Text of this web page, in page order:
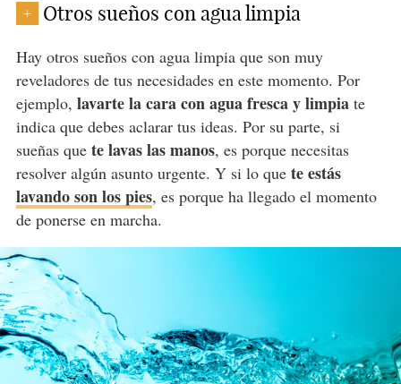
+ Otros sueños con agua limpia
Hay otros sueños con agua limpia que son muy
reveladores de tus necesidades en este momento. Por
ejemplo, lavarte la cara con agua frescay limpiate
indica que debes aclarar tus ideas. Por su parte, si
sueñas que te lavas las manos, es porque necesitas
resolver algún asunto urgente. Y si lo que te estás
lavando son los pies, es porque ha llegado el momento
de ponerse en marcha.